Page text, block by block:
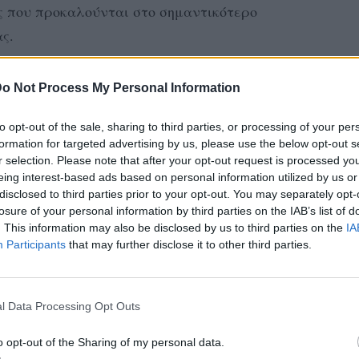
Not Process My Personal Information
opt-out of the sale, sharing to third parties, or processing of your
for targeted advertising by us, please use the below opt-out
selection. Please note that after your opt-out request is processed
interest-based ads based on personal information utilized by us
to third parties prior to your opt-out. You may separately
of your personal information by third parties on the IAB’s list of
This information may also be disclosed by us to third parties on the
Participants that may further disclose it to other third parties.
Data Processing Opt Outs
opt-out of the Sharing of my personal data.
που προκαλούνται στο σημαντικότερο
κατασκευάστηκε τον 17ο αιώνα από τον
για την πολυαγαπημένη σύζυγό
έτσι από τις 50 ρουπίες (περίπου μισό
που αποτελούν και την
από την πλευρά τους 16,5 ευρώ κατ'
περιηγηθούν στο μαυσωλείο από λευκό
Ινδίας.